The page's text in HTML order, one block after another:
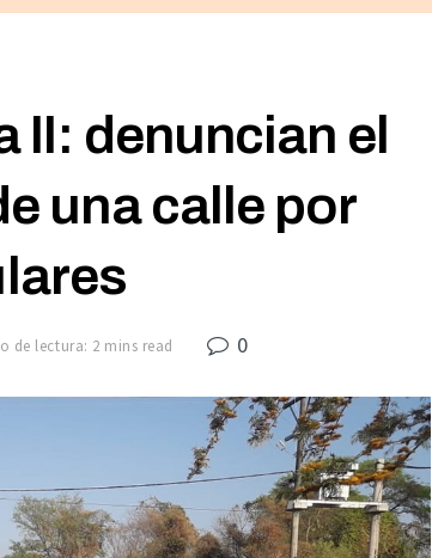
II: denuncian el
una calle por
de lectura: 2 mins read 0